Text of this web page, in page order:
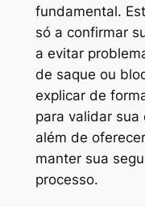
fundamental.
só a confirmar
a evitar
de saque ou
explicar de
para validar
além de
manter sua
processo.